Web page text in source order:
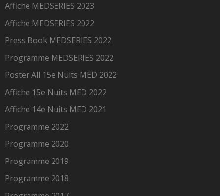
Affiche MEDSERIES 2023
Affiche MEDSERIES 2022
Press Book MEDSERIES 2022
Programme MEDSERIES 2022
Poster All 15e Nuits MED 2022
Affiche 15e Nuits MED 2022
Affiche 14e Nuits MED 2021
Programme 2022
Programme 2020
Programme 2019
Programme 2018